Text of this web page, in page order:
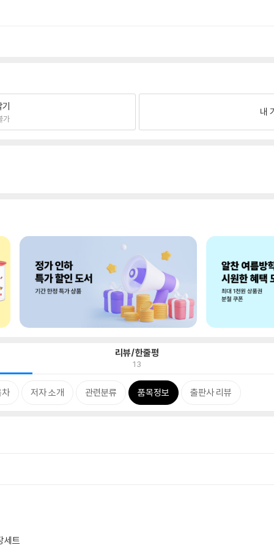
가
내
리뷰/한줄평
13
저자 소개 관련분류 품목정보 출판사 리뷰
세트